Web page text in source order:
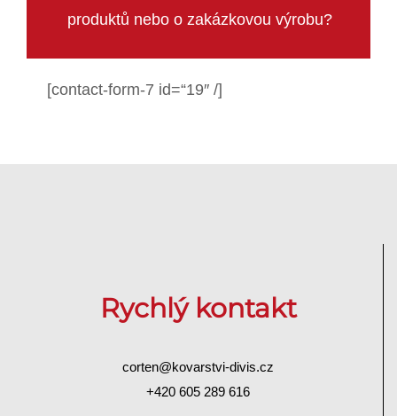
produktů nebo o zakázkovou výrobu?
[contact-form-7 id=“19″ /]
Rychlý kontakt
corten@kovarstvi-divis.cz
+420 605 289 616